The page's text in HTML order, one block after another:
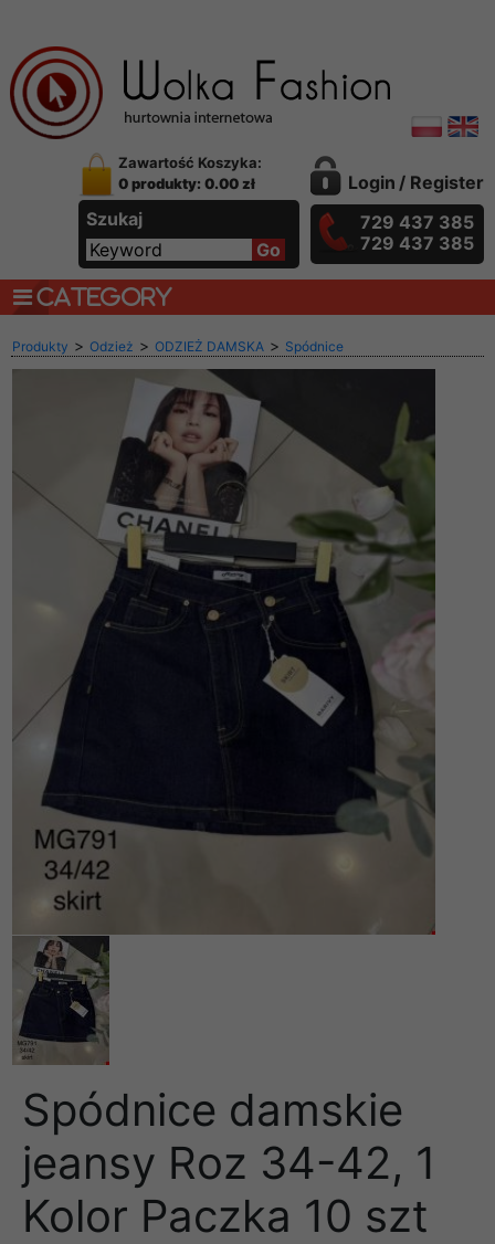
Zawartość Koszyka:
0 produkty: 0.00 zł
Szukaj
Login / Register
729 437 385
729 437 385
CATEGORY
Produkty > Odzież > ODZIEŻ DAMSKA > Spódnice
Spódnice damskie
jeansy Roz 34-42, 1
Kolor Paczka 10 szt